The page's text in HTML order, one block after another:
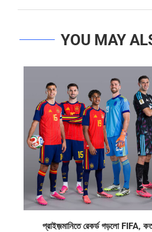
YOU MAY
প্রাইজ়মানিতে রেকর্ড গড়লো FIFA,